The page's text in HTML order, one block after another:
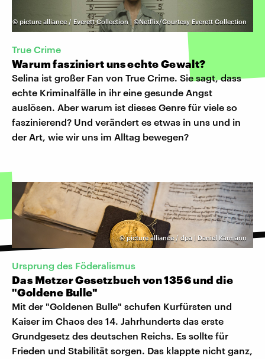
© picture alliance / Everett Collection | ©Netflix/Courtesy Everett Collection
True Crime
Warum fasziniert uns echte Gewalt?
Selina ist großer Fan von True Crime. Sie sagt, dass
echte Kriminalfälle in ihr eine gesunde Angst
auslösen. Aber warum ist dieses Genre für viele so
faszinierend? Und verändert es etwas in uns und in
der Art, wie wir uns im Alltag bewegen?
©picture alliance / dpa | Daniel Karmann
Ursprung des Föderalismus
Das Metzer Gesetzbuch von 1356 und die
"Goldene Bulle"
Mit der "Goldenen Bulle" schufen Kurfürsten und
Kaiser im Chaos des 14. Jahrhunderts das erste
Grundgesetz des deutschen Reichs. Es sollte für
Frieden und Stabilität sorgen. Das klappte nicht ganz,